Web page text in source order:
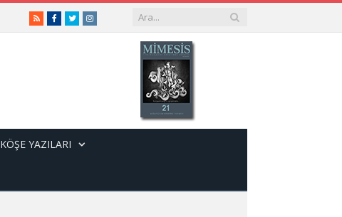
RSSFacebook
TwitterInstagram
KÖŞE YAZILARI